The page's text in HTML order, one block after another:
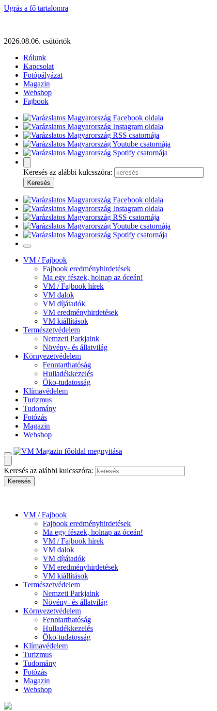
Ugrás a fő tartalomra
2026.08.06. csütörtök
Rólunk
Kapcsolat
Fotópályázat
Magazin
Webshop
Fajbook
Keresés az alábbi kulcsszóra:
VM / Fajbook
Fajbook eredményhirdetések
Ma egy fészek, holnap az óceán!
VM / Fajbook hírek
VM dalok
VM díjátadók
VM eredményhirdetések
VM kiállítások
Természetvédelem
Nemzeti Parkjaink
Növény- és állatvilág
Környezetvédelem
Fenntarthatóság
Hulladékkezelés
Öko-tudatosság
Klímavédelem
Turizmus
Tudomány
Fotózás
Magazin
Webshop
Keresés az alábbi kulcsszóra:
VM / Fajbook
Fajbook eredményhirdetések
Ma egy fészek, holnap az óceán!
VM / Fajbook hírek
VM dalok
VM díjátadók
VM eredményhirdetések
VM kiállítások
Természetvédelem
Nemzeti Parkjaink
Növény- és állatvilág
Környezetvédelem
Fenntarthatóság
Hulladékkezelés
Öko-tudatosság
Klímavédelem
Turizmus
Tudomány
Fotózás
Magazin
Webshop